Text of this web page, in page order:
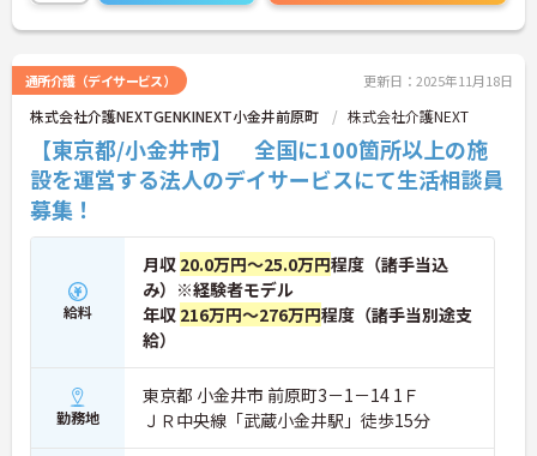
通所介護（デイサービス） 更新日：2025年11月18日
株式会社介護NEXTGENKINEXT小金井前原町 株式会社介護NEXT
【東京都/小金井市】 全国に100箇所以上の施
設を運営する法人のデイサービスにて生活相談員
募集！
給料
月収 20.0万円～25.0万円程度（諸手当込
み）※経験者モデル
年収 216万円～276万円程度（諸手当別途支
給）
勤務地
東京都 小金井市 前原町3－1－14 1Ｆ
ＪＲ中央線「武蔵小金井駅」徒歩15分